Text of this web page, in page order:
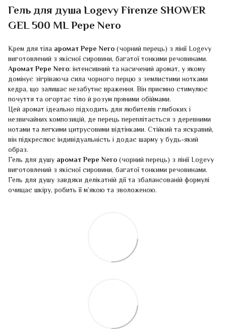
Гель для душа Logevy Firenze SHOWER
GEL 500 ML Pepe Nero
Крем для тіла аромат Pepe Nero(чорний перець) з лінії Logevy
виготовлений з якісної сировини, багатої тонкими речовинами.
Аромат Pepe Nero: інтенсивний та насичений аромат, у якому
домінує зігріваюча сила чорного перцю з землистими нотками
кедра, що залишає незабутнє враження. Він приємно стимулює
почуття та огортає тіло й розум пряними обіймами.
Цей аромат ідеально підходить для любителів глибоких і
незвичайних композицій, де перець переплітається з деревними
нотами та легкими цитрусовими відтінками. Стійкий та яскравий,
він підкреслює індивідуальність і додає шарму у будь-який
образ.
Гель для душу аромат Pepe Nero(чорний перець) з лінії Logevy
виготовлений з якісної сировини, багатої тонкими речовинами.
Гель для душу завдяки делікатній дії та збалансованій формулі
очищає шкіру, робить її м’якою та зволоженою.